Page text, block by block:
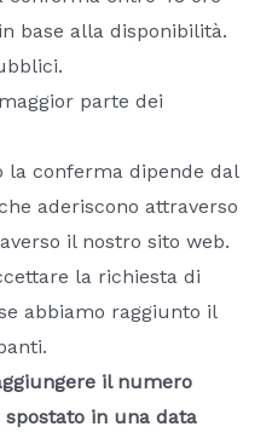
base alla disponibilità.
parte dei
la conferma dipende dal
aderiscono attraverso
il nostro sito web.
la richiesta di
abbiamo raggiunto il
il numero
in una data